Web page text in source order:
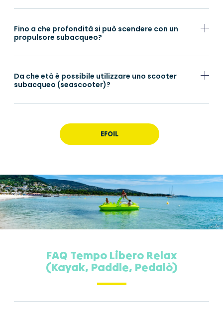
Fino a che profondità si può scendere con un
propulsore subacqueo?
Da che età è possibile utilizzare uno scooter
subacqueo (seascooter)?
EFOIL
FAQ Tempo Libero Relax
(Kayak, Paddle, Pedalò)